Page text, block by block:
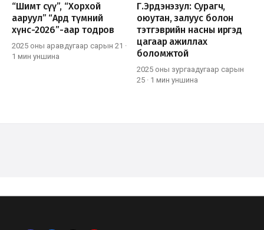
“Шимт сүү”, “Хорхой
ааруул” “Ард түмний
хүнс-2026”-аар тодров
2025 оны аравдугаар сарын 21 ·
1 мин уншина
Г.Эрдэнэзул: Сурагч,
оюутан, залуус болон
тэтгэврийн насны иргэд
цагаар ажиллах
боломжтой
2025 оны зургаадугаар сарын
25 · 1 мин уншина